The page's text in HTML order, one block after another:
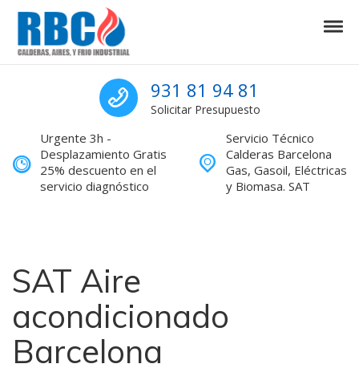
Skip to navigation
Skip to content
Calderas Barcelona Servicio
Calderas Barcelona Servicio Técnico reparaciones
Sat calderas
931 81 94 81
Solicitar Presupuesto
Urgente 3h -
Desplazamiento Gratis
25% descuento en el
servicio diagnóstico
Servicio Técnico
Calderas Barcelona
Gas, Gasoil, Eléctricas
y Biomasa. SAT
SAT Aire
acondicionado
Barcelona